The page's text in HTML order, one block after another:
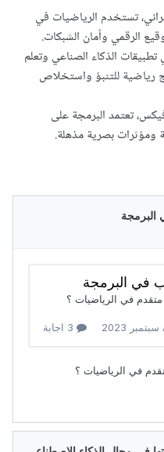
تستخدم الرياضيات في
الرقمي وأمان الشبكات.
الذكاء الصناعي وتعلم
رياضية للتنبؤ واستخلاص
تعتمد البرمجة على
ومؤثرات بصرية مذهلة.